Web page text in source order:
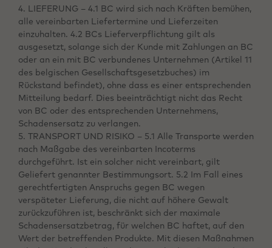
4. LIEFERUNG – 4.1 BC wird sich nach Kräften bemühen,
alle vereinbarten Liefertermine und Lieferzeiten
einzuhalten. 4.2 BCs Lieferverpflichtung gilt als
ausgesetzt, solange sich der Kunde mit Zahlungen an BC
oder an ein mit BC verbundenes Unternehmen (Artikel 11
des belgischen Gesellschaftsgesetzbuches) im
Rückstand befindet), ohne dass es einer entsprechenden
Mitteilung bedarf. Dies beeinträchtigt nicht das Recht
von BC oder des entsprechenden Unternehmens,
Schadensersatz zu verlangen.
5. TRANSPORT UND RISIKO – 5.1 Alle Transporte werden
nach Maßgabe des vereinbarten Incoterms
durchgeführt. Ist ein solcher nicht vereinbart, gilt
Geliefert genannter Bestimmungsort. 5.2 Im Fall eines
gerechtfertigten Anspruchs gegen BC wegen
verspäteter Lieferung, die nicht auf höhere Gewalt
zurückzuführen ist, beschränkt sich der maximale
Schadensersatzbetrag, für welchen BC haftet, auf den
Wert der betreffenden Produkte. Mit diesen Maßnahmen